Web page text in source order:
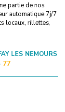
partie de nos
automatique 7j/7
locaux, rillettes,
LES NEMOURS
77